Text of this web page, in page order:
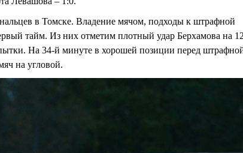
в Томске. Владение мячом, подходы к штрафной
тайм. Из них отметим плотный удар Берхамова на
На 34-й минуте в хорошей позиции перед
на угловой.